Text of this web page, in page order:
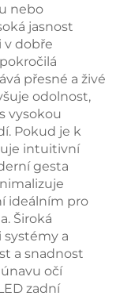
nebo
jasnost
v dobře
přesné a živé
odolnost,
vysokou
Pokud je k
intuitivní
gesta
ideálním pro
Široká
a
a snadnost
očí
zadní